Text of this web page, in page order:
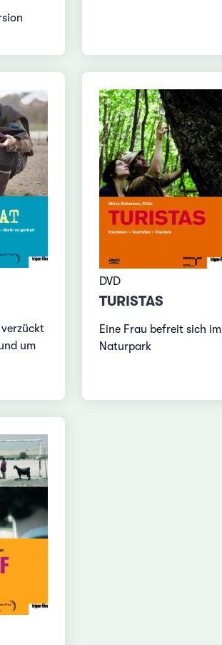
um
DVD
TURISTAS
Eine Frau befreit sich im
Naturpark